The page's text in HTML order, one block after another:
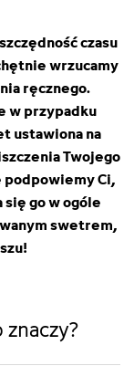
czasu
wrzucamy
ręcznego.
w przypadku
ustawiona na
Twojego
Ci,
go w ogóle
swetrem,